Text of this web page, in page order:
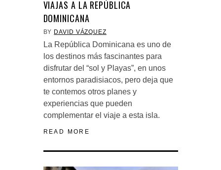
VIAJAS A LA REPÚBLICA
DOMINICANA
BY DAVID VÁZQUEZ
La República Dominicana es uno de
los destinos más fascinantes para
disfrutar del “sol y Playas”, en unos
entornos paradisiacos, pero deja que
te contemos otros planes y
experiencias que pueden
complementar el viaje a esta isla.
READ MORE